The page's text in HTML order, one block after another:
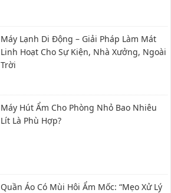
Máy Lạnh Di Động – Giải Pháp Làm Mát
Linh Hoạt Cho Sự Kiện, Nhà Xưởng, Ngoài
Trời
Máy Hút Ẩm Cho Phòng Nhỏ Bao Nhiêu
Lít Là Phù Hợp?
Quần Áo Có Mùi Hôi Ẩm Mốc: “Mẹo Xử Lý